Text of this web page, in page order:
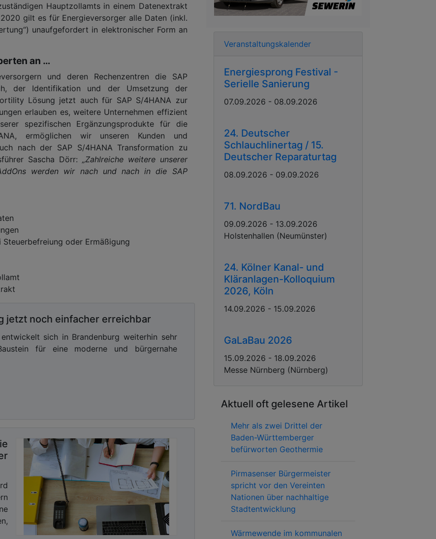
Hauptzollamts in einem Datenextrakt
gilt es für Energieversorger alle Daten (inkl.
unaufgefordert in elektronischer Form an
an …
und deren Rechenzentren die SAP
der Identifikation und der Umsetzung der
Lösung jetzt auch für SAP S/4HANA zur
erlauben es, weitere Unternehmen effizient
spezifischen Ergänzungsprodukte für die
ermöglichen wir unseren Kunden und
nach der SAP S/4HANA Transformation zu
Sascha Dörr: „Zahlreiche weitere unserer
werden wir nach und nach in die SAP
oder Ermäßigung
jetzt noch einfacher erreichbar
sich in Brandenburg weiterhin sehr
für eine moderne und bürgernahe
Veranstaltungskalender
Energiesprong Festival -
Serielle Sanierung
07.09.2026 - 08.09.2026
24. Deutscher
Schlauchlinertag / 15.
Deutscher Reparaturtag
08.09.2026 - 09.09.2026
71. NordBau
09.09.2026 - 13.09.2026
Holstenhallen (Neumünster)
24. Kölner Kanal- und
Kläranlagen-Kolloquium
2026, Köln
14.09.2026 - 15.09.2026
GaLaBau 2026
15.09.2026 - 18.09.2026
Messe Nürnberg (Nürnberg)
Aktuell oft gelesene Artikel
Mehr als zwei Drittel der
Baden-Württemberger
befürworten Geothermie
Pirmasenser Bürgermeister
spricht vor den Vereinten
Nationen über nachhaltige
Stadtentwicklung
Wärmewende im kommunalen